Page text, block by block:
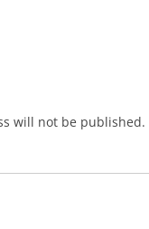
will not be published.